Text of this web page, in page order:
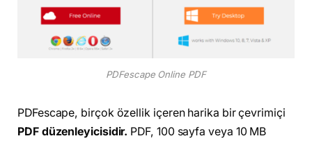
PDFescape Online PDF
PDFescape, birçok özellik içeren harika bir çevrimiçi
PDF düzenleyicisidir. PDF, 100 sayfa veya 10 MB